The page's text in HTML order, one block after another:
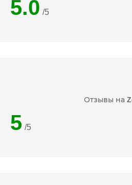
5.0 /5
Отзывы на
5 /5